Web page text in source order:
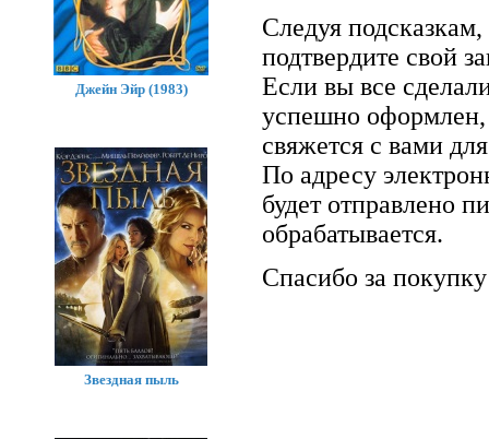
Следуя
подтвердите свой
Если вы все
успешно оформлен,
свяжется с вами
По адресу
будет отправлено
обрабатывается.
Спасибо за
Джейн Эйр (1983)
Звездная пыль